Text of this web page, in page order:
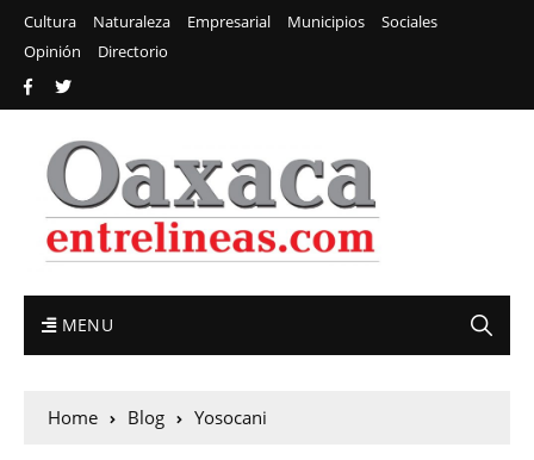
Cultura Naturaleza Empresarial Municipios
Sociales
Opinión
Directorio
MENU
Home Blog Yosocani